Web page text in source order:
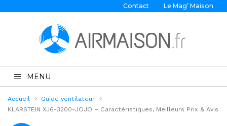
Contact Le Mag’ Maison
MENU
Accueil
Guide ventilateur
KLARSTEIN XJ6-3200-JOJO – Caractéristiques, Meilleurs Prix & Avis